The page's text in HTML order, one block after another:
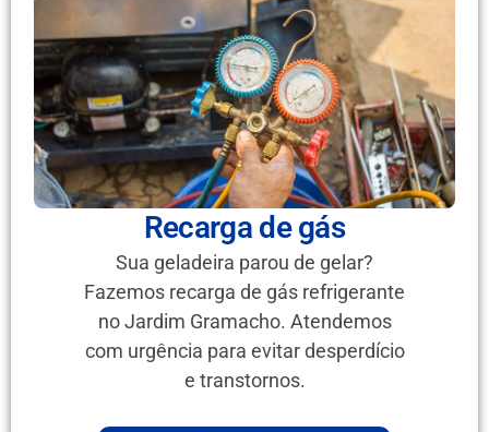
Recarga de gás
Sua geladeira parou de gelar?
Fazemos recarga de gás refrigerante
no Jardim Gramacho. Atendemos
com urgência para evitar desperdício
e transtornos.